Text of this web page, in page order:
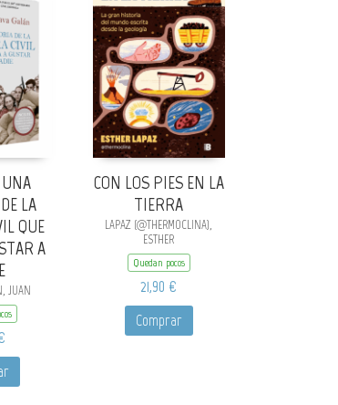
UNA
LA
QUE
A
JUAN
CON LOS PIES EN LA
TIERRA
LAPAZ (@THERMOCLINA),
ESTHER
Quedan pocos
21,90 €
Comprar